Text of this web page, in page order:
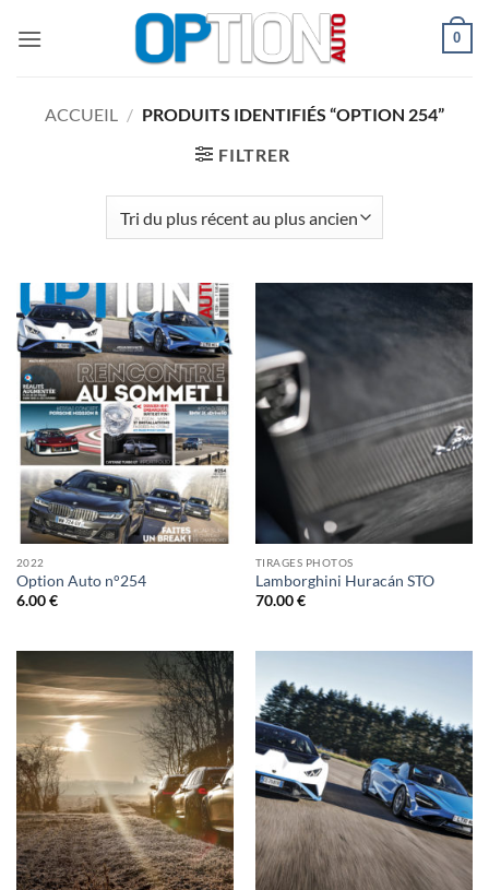
0
ACCUEIL / PRODUITS IDENTIFIÉS “OPTION 254”
FILTRER
2022
Option Auto n°254
6.00€
TIRAGES PHOTOS
Lamborghini Huracán STO
70.00€